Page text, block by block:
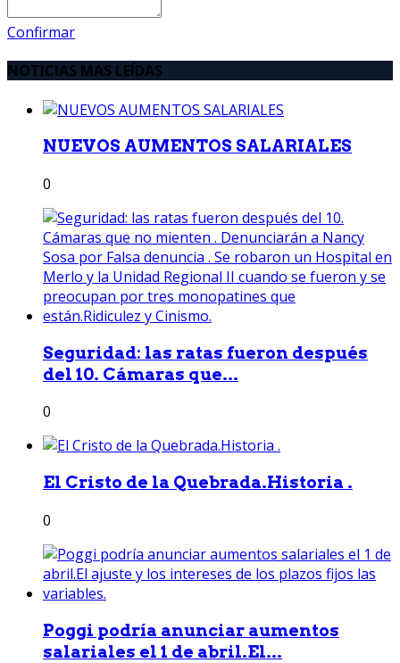
Confirmar
NOTICIAS MAS LEÍDAS
NUEVOS AUMENTOS SALARIALES
0
Seguridad: las ratas fueron después
del 10. Cámaras que...
0
El Cristo de la Quebrada.Historia .
0
Poggi podría anunciar aumentos
salariales el 1 de abril.El...